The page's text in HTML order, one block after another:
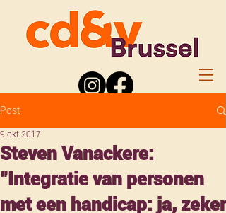
Post
Steven Vanackere:
"Integratie van personen
met een handicap: ja, zeker
9 okt 2017